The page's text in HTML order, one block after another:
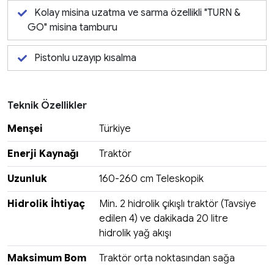
Kolay misina uzatma ve sarma özellikli "TURN &
GO" misina tamburu
Pistonlu uzayıp kısalma
Teknik Özellikler
Menşei
Türkiye
Enerji Kaynağı Traktör
Uzunluk 160-260 cm Teleskopik
Hidrolik İhtiyaç
Min. 2 hidrolik çıkışlı traktör (Tavsiye
edilen 4) ve dakikada 20 litre
hidrolik yağ akışı
Maksimum Bom
Traktör orta noktasından sağa